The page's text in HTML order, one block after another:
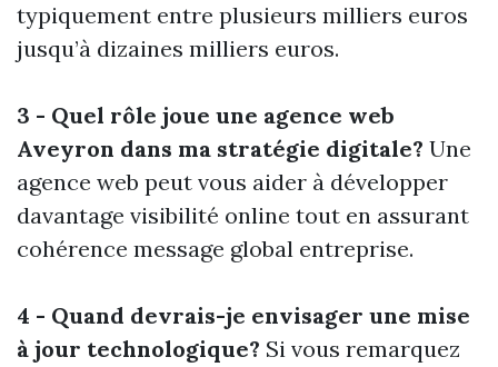
typiquement entre plusieurs milliers euros
jusqu’à dizaines milliers euros.
3 - Quel rôle joue une agence web
Aveyron dans ma stratégie digitale? Une
agence web peut vous aider à développer
davantage visibilité online tout en assurant
cohérence message global entreprise.
4 - Quand devrais-je envisager une mise
à jour technologique? Si vous remarquez